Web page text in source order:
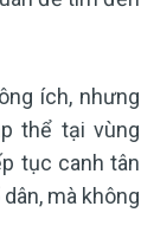
ích, nhưng
thể tại vùng
tục canh tân
mà không